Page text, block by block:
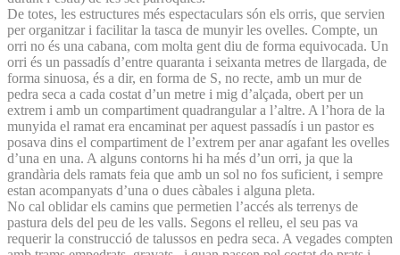
De totes, les estructures més espectaculars són els orris, que servien
per organitzar i facilitar la tasca de munyir les ovelles. Compte, un
orri no és una cabana, com molta gent diu de forma equivocada. Un
orri és un passadís d’entre quaranta i seixanta metres de llargada, de
forma sinuosa, és a dir, en forma de S, no recte, amb un mur de
pedra seca a cada costat d’un metre i mig d’alçada, obert per un
extrem i amb un compartiment quadrangular a l’altre. A l’hora de la
munyida el ramat era encaminat per aquest passadís i un pastor es
posava dins el compartiment de l’extrem per anar agafant les ovelles
d’una en una. A alguns contorns hi ha més d’un orri, ja que la
grandària dels ramats feia que amb un sol no fos suficient, i sempre
estan acompanyats d’una o dues càbales i alguna pleta.
No cal oblidar els camins que permetien l’accés als terrenys de
pastura dels del peu de les valls. Segons el relleu, el seu pas va
requerir la construcció de talussos en pedra seca. A vegades compten